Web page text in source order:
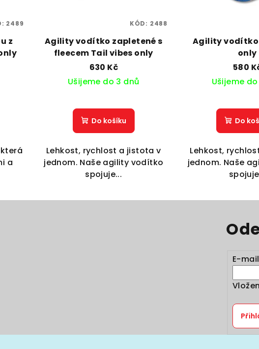
z
a
2489
Agility vodítko zapletené s
fleecem Tail vibes only
630 Kč
Ušijeme do 3 dnů
Do košíku
Lehkost, rychlost a jistota v
jednom. Naše agility vodítko
spojuje...
KÓD: 2488
Agility vodítko
only
580
Ušijeme
Do
Lehkost,
jednom. Naše
E-mail